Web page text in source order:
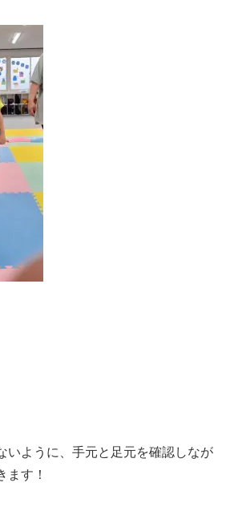
いように、手元と足元を確認しなが
ます！